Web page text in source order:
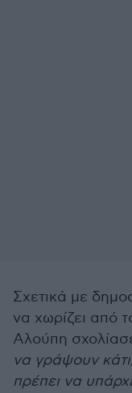
Σχετικά με
να χωρίζει από
Αλούπη
να γράψουν
πρέπει να